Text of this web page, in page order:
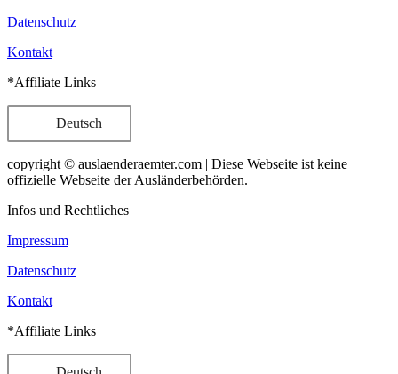
Datenschutz
Kontakt
*Affiliate Links
Deutsch
copyright © auslaenderaemter.com | Diese Webseite ist keine
offizielle Webseite der Ausländerbehörden.
Infos und Rechtliches
Impressum
Datenschutz
Kontakt
*Affiliate Links